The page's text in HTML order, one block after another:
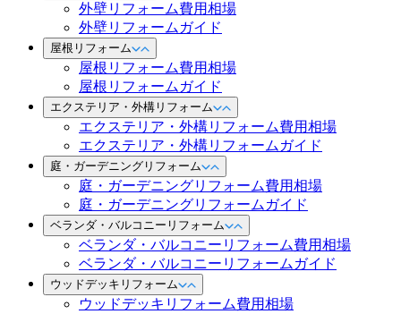
外壁リフォーム費用相場
外壁リフォームガイド
屋根リフォーム
屋根リフォーム費用相場
屋根リフォームガイド
エクステリア・外構リフォーム
エクステリア・外構リフォーム費用相場
エクステリア・外構リフォームガイド
庭・ガーデニングリフォーム
庭・ガーデニングリフォーム費用相場
庭・ガーデニングリフォームガイド
ベランダ・バルコニーリフォーム
ベランダ・バルコニーリフォーム費用相場
ベランダ・バルコニーリフォームガイド
ウッドデッキリフォーム
ウッドデッキリフォーム費用相場